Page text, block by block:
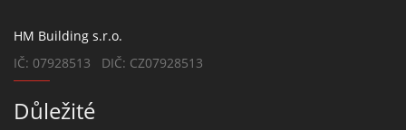
HM Building s.r.o.
IČ: 07928513 DIČ: CZ07928513
Důležité